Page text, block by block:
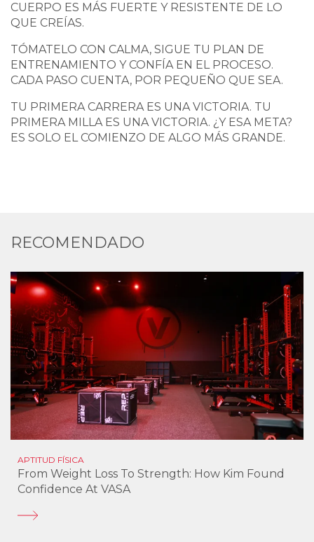
CUERPO ES MÁS FUERTE Y RESISTENTE DE LO
QUE CREÍAS.
TÓMATELO CON CALMA, SIGUE TU PLAN DE
ENTRENAMIENTO Y CONFÍA EN EL PROCESO.
CADA PASO CUENTA, POR PEQUEÑO QUE SEA.
TU PRIMERA CARRERA ES UNA VICTORIA. TU
PRIMERA MILLA ES UNA VICTORIA. ¿Y ESA META?
ES SOLO EL COMIENZO DE ALGO MÁS GRANDE.
RECOMENDADO
APTITUD FÍSICA
From Weight Loss To Strength: How Kim Found
Confidence At VASA